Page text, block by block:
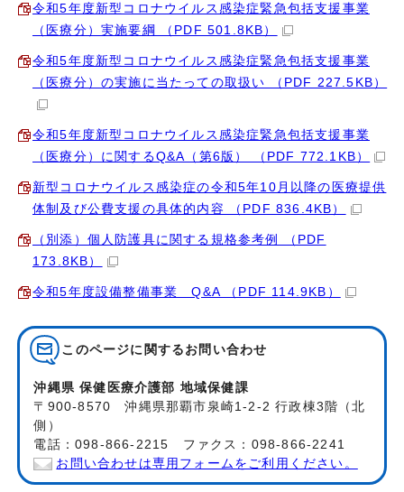
令和5年度新型コロナウイルス感染症緊急包括支援事業
（医療分）実施要綱 （PDF 501.8KB）
令和5年度新型コロナウイルス感染症緊急包括支援事業
（医療分）の実施に当たっての取扱い （PDF 227.5KB）
令和5年度新型コロナウイルス感染症緊急包括支援事業
（医療分）に関するQ&A（第6版） （PDF 772.1KB）
新型コロナウイルス感染症の令和5年10月以降の医療提供
体制及び公費支援の具体的内容 （PDF 836.4KB）
（別添）個人防護具に関する規格参考例 （PDF
173.8KB）
令和5年度設備整備事業 Q&A （PDF 114.9KB）
このページに関する お問い合わせ
沖縄県 保健医療介護部 地域保健課
〒900-8570 沖縄県那覇市泉崎1-2-2 行政棟3階（北
側）
電話：098-866-2215 ファクス：098-866-2241
お問い合わせは専用フォームをご利用ください。